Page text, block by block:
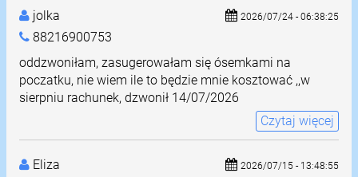
jolka
88216900753
2026/07/24 - 06:38:25
oddzwoniłam, zasugerowałam się ósemkami na
poczatku, nie wiem ile to będzie mnie kosztować ,,w
sierpniu rachunek, dzwonił 14/07/2026
Czytaj więcej
Eliza
2026/07/15 - 13:48:55